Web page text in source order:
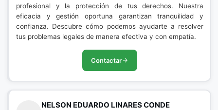
profesional y la protección de tus derechos. Nuestra
eficacia y gestión oportuna garantizan tranquilidad y
confianza. Descubre cómo podemos ayudarte a resolver
tus problemas legales de manera efectiva y con empatía.
Contactar
NELSON EDUARDO LINARES CONDE